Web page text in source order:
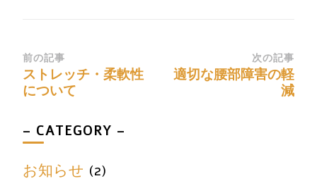
前の記事
ストレッチ・柔軟性
について
次の記事
適切な腰部障害の軽
減
– CATEGORY –
お知らせ (2)